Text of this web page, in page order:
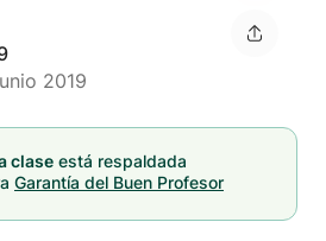
2019
clase está respaldada
Garantía del Buen Profesor